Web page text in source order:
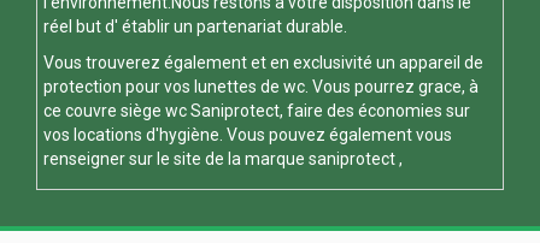
réel but d' établir un partenariat durable.
Vous trouverez également et en exclusivité un appareil de
protection pour vos lunettes de wc. Vous pourrez grace, à
ce couvre siège wcSaniprotect, faire des économies sur
vos locations d'hygiène. Vous pouvez également vous
renseigner sur le site de la marque saniprotect,